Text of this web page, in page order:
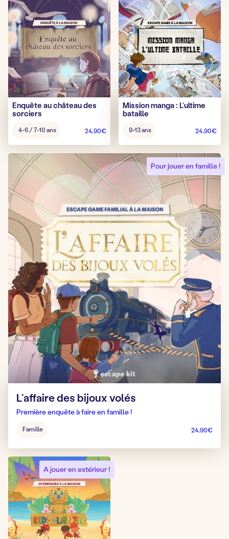
Enquête au château des
sorciers
pour4-6 / 7-10 ans 24,90€
Mission manga : L’ultime
bataille
pour9-13 ans 24,90€
Pour jouer en famille !
L’affaire des bijoux volés
Première enquête à faire en famille !
pour
:
Famille 24,90€
A jouer en extérieur !